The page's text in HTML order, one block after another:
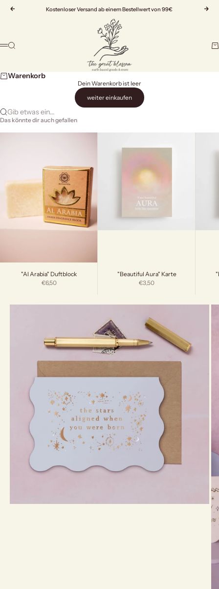
Zurück
Kostenloser Versand ab einem Bestellwert von 99€
Vor
The Great Blossom
Menü
Suche
Warenkorb
Dein Warenkorb ist leer
weiter einkaufen
Gib etwas ein...
Das könnte dir auch gefallen
"Al Arabia" Duftblock
Angebot
€6,50
"Beautiful Aura" Karte
Angebot
€3,50